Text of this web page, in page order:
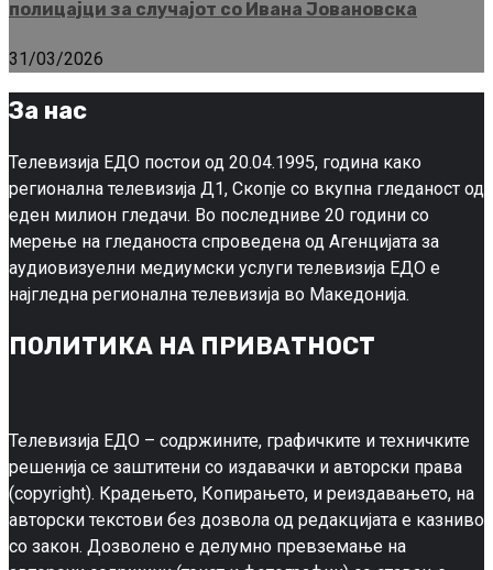
полицајци за случајот со Ивана Јовановска
31/03/2026
За нас
Телевизија ЕДО постои од 20.04.1995, година како
регионална телевизија Д1, Скопје со вкупна гледаност од
еден милион гледачи. Во последниве 20 години со
мерење на гледаноста спроведена од Агенцијата за
аудиовизуелни медиумски услуги телевизија ЕДО е
најгледна регионална телевизија во Македонија.
ПОЛИТИКА НА ПРИВАТНОСТ
Телевизија ЕДО – содржините, графичките и техничките
решенија се заштитени со издавачки и авторски права
(copyright). Крадењето, Копирањето, и реиздавањето, на
авторски текстови без дозвола од редакцијата е казниво
со закон. Дозволено е делумно превземање на